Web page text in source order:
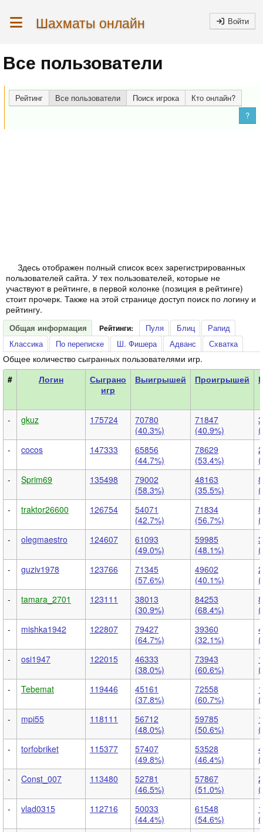
Шахматы онлайн Войти
Все пользователи
Рейтинг Все пользователи Поиск игрока
Кто онлайн?
?
Здесь отображен полный список всех зарегистрированных
пользователей сайта. У тех пользователей, которые не
участвуют в рейтинге, в первой колонке (позиция в рейтинге)
стоит прочерк. Также на этой странице доступ поиск по логину и
рейтингу.
Общая информация Рейтинги: Пуля Блиц
Рапид
Классика
По переписке Ш. Фишера Адванс Схватка
Общее количество сыгранных пользователями игр.
#
Логин
Сыграно
игр
Выигрышей Проигрышей
-
gkuz 175724
70780
(40.3%)
71847
(40.9%)
-
cocos 147333
65856
(44.7%)
78629
(53.4%)
-
Sprim69 135498
79002
(58.3%)
48163
(35.5%)
-
traktor26600 126754
54071
(42.7%)
71834
(56.7%)
-
olegmaestro 124607
61093
(49.0%)
59985
(48.1%)
-
guziv1978 123766
71345
(57.6%)
49602
(40.1%)
-
tamara_2701 123111
38013
(30.9%)
84253
(68.4%)
-
mishka1942 122807
79427
(64.7%)
39360
(32.1%)
-
osi1947 122015
46333
(38.0%)
73943
(60.6%)
-
Tebemat 119446
45161
(37.8%)
72558
(60.7%)
-
mpi55 118111
56712
(48.0%)
59785
(50.6%)
-
torfobriket 115377
57407
(49.8%)
53528
(46.4%)
-
Const_007 113480
52781
(46.5%)
57867
(51.0%)
-
vlad0315 112716
50033
(44.4%)
61548
(54.6%)